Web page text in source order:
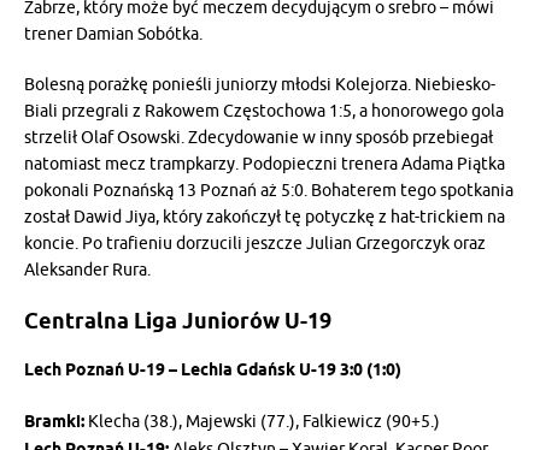
Zabrze, który może być meczem decydującym o srebro – mówi
trener Damian Sobótka.
Bolesną porażkę ponieśli juniorzy młodsi Kolejorza. Niebiesko-
Biali przegrali z Rakowem Częstochowa 1:5, a honorowego gola
strzelił Olaf Osowski. Zdecydowanie w inny sposób przebiegał
natomiast mecz trampkarzy. Podopieczni trenera Adama Piątka
pokonali Poznańską 13 Poznań aż 5:0. Bohaterem tego spotkania
został Dawid Jiya, który zakończył tę potyczkę z hat-trickiem na
koncie. Po trafieniu dorzucili jeszcze Julian Grzegorczyk oraz
Aleksander Rura.
Centralna Liga Juniorów U-19
Lech Poznań U-19 – Lechia Gdańsk U-19 3:0 (1:0)
Bramki: Klecha (38.), Majewski (77.), Falkiewicz (90+5.)